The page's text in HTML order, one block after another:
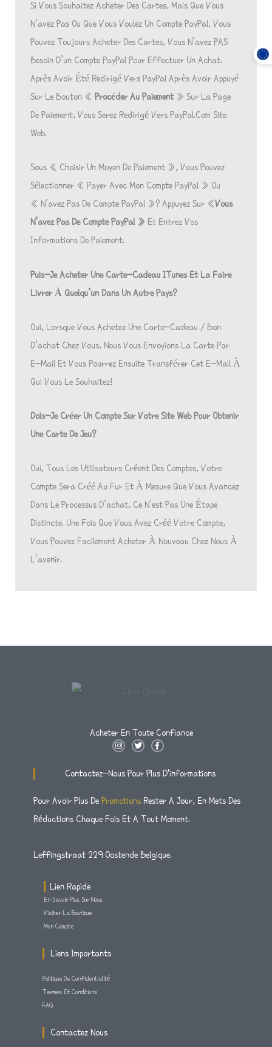
Si Vous Souhaitez Acheter Des Cartes, Mais Que Vous
N’avez Pas Ou Que Vous Voulez Un Compte PayPal, Vous
Pouvez Toujours Acheter Des Cartes, Vous N’avez PAS
Besoin D’un Compte PayPal Pour Effectuer Un Achat.
Après Avoir Été Redirigé Vers PayPal Après Avoir Appuyé
Sur Le Bouton «Procéder Au Paiement» Sur La Page
De Paiement, Vous Serez Redirigé Vers PayPal.com Site
Web.
Sous « Choisir Un Moyen De Paiement », Vous Pouvez
Sélectionner « Payer Avec Mon Compte PayPal » Ou
« N’avez Pas De Compte PayPal »? Appuyez Sur «Vous
N’avez Pas De Compte PayPal » Et Entrez Vos
Informations De Paiement.
Puis-Je Acheter Une Carte-Cadeau ITunes Et La Faire
Livrer À Quelqu’un Dans Un Autre Pays?
Oui, Lorsque Vous Achetez Une Carte-Cadeau / Bon
D’achat Chez Vous, Nous Vous Envoyions La Carte Par
E-Mail Et Vous Pourrez Ensuite Transférer Cet E-Mail À
Qui Vous Le Souhaitez!
Dois-Je Créer Un Compte Sur Votre Site Web Pour Obtenir
Une Carte De Jeu?
Oui, Tous Les Utilisateurs Créent Des Comptes, Votre
Compte Sera Créé Au Fur Et À Mesure Que Vous Avancez
Dans Le Processus D’achat, Ce N’est Pas Une Étape
Distincte. Une Fois Que Vous Avez Créé Votre Compte,
Vous Pouvez Facilement Acheter À Nouveau Chez Nous À
L’avenir.
Acheter En Toute Confiance
I
T
A
T
T
F
E
O
K
F
Contactez-Nous Pour Plus D'informations
Pour Avoir Plus De Promotions Rester A Jour, En Mets Des
Réductions Chaque Fois Et A Tout Moment.
Leffingstraat 229 Oostende Belgique.
Lien Rapide
En Savoir Plus Sur Nous
Visiter La Boutique
Mon Compte
Liens Importants
Politique De Confidentialité
Termes Et Conditions
FAQ
Contactez Nous